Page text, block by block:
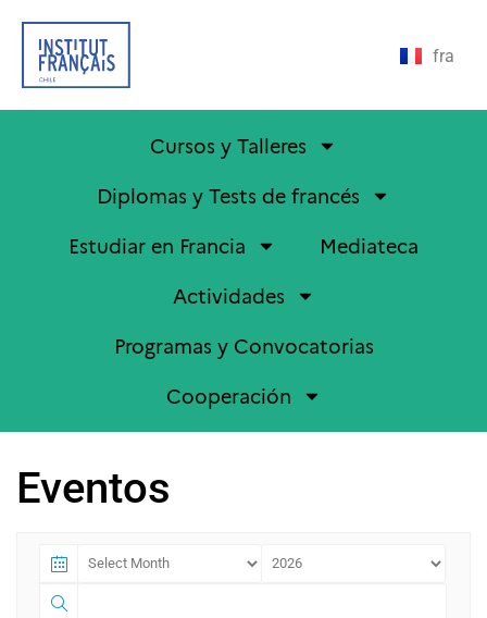
fra
Cursos y Talleres
Diplomas y Tests de francés
Estudiar en Francia
Mediateca
Actividades
Programas y Convocatorias
Cooperación
Eventos